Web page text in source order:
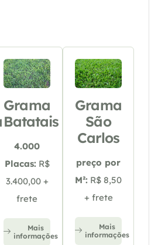
Grama
Batatais
4.000
Placas: R$
3.400,00 +
frete
Mais
informações
Grama
São
Carlos
preço por
M²: R$ 8,50
+ frete
Mais
informações